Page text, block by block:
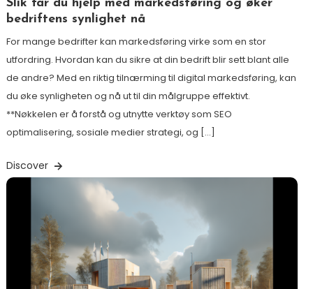
Slik får du hjelp med markedsføring og øker
bedriftens synlighet nå
For mange bedrifter kan markedsføring virke som en stor
utfordring. Hvordan kan du sikre at din bedrift blir sett blant alle
de andre? Med en riktig tilnærming til digital markedsføring, kan
du øke synligheten og nå ut til din målgruppe effektivt.
**Nøkkelen er å forstå og utnytte verktøy som SEO
optimalisering, sosiale medier strategi, og […]
Discover